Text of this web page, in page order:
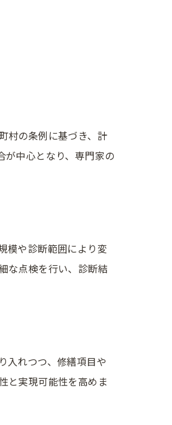
村の条例に基づき、計
が中心となり、専門家の
模や診断範囲により変
な点検を行い、診断結
入れつつ、修繕項目や
と実現可能性を高めま